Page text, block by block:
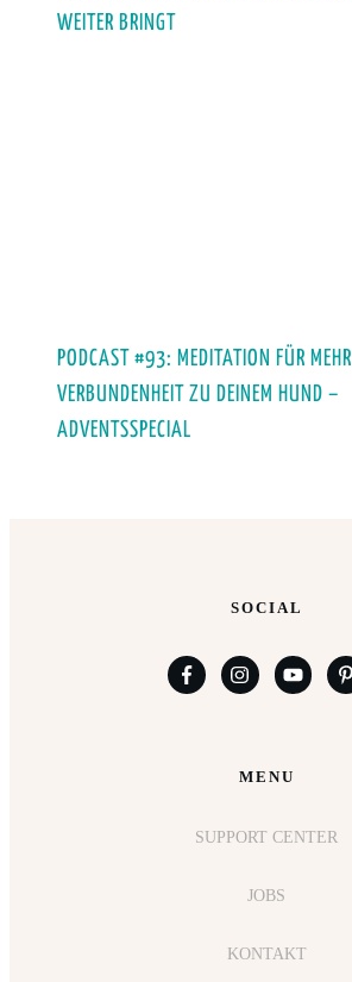
WEITER BRINGT
PODCAST #93: MEDITATION FÜR MEHR
VERBUNDENHEIT ZU DEINEM HUND –
ADVENTSSPECIAL
MENU
SUPPORT CENTER
JOBS
KONTAKT
SOCIAL